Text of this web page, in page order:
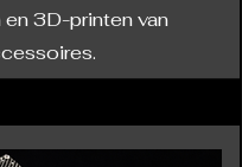
3D-printen van